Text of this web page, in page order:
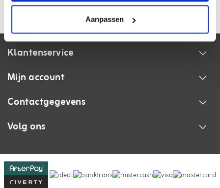
Aanpassen
Klantenservice
Mijn account
Contactgegevens
Volg ons